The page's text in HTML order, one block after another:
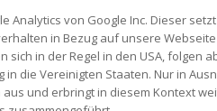
von Google Inc. Dieser
in Bezug auf unsere
in der Regel in den USA, folgen
die Vereinigten Staaten. Nur in
und erbringt in diesem Kontext